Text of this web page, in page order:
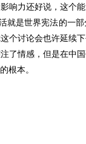
力还好说，这个
就是世界宪法的一
个讨论会也许延续
了情感，但是在中
根本。